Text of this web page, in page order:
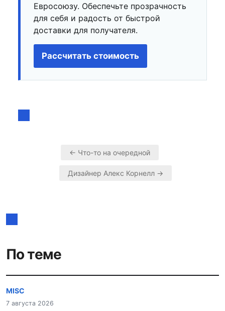
Евросоюзу. Обеспечьте прозрачность
для себя и радость от быстрой
доставки для получателя.
Рассчитать стоимость
Навигация
← Что-то на очередной
Дизайнер Алекс Корнелл →
По теме
MISC
7 августа 2026